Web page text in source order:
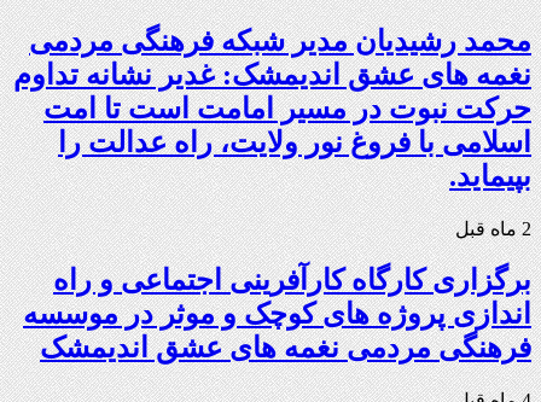
محمد رشیدیان مدیر شبکه فرهنگی مردمی
نغمه های عشق اندیمشک: غدیر نشانه تداوم
حرکت نبوت در مسیر امامت است تا امت
اسلامی با فروغ نور ولایت، راه عدالت را
بپیماید.
2 ماه قبل
برگزاری کارگاه کارآفرینی اجتماعی و راه
اندازی پروژه های کوچک و موثر در موسسه
فرهنگی مردمی نغمه های عشق اندیمشک